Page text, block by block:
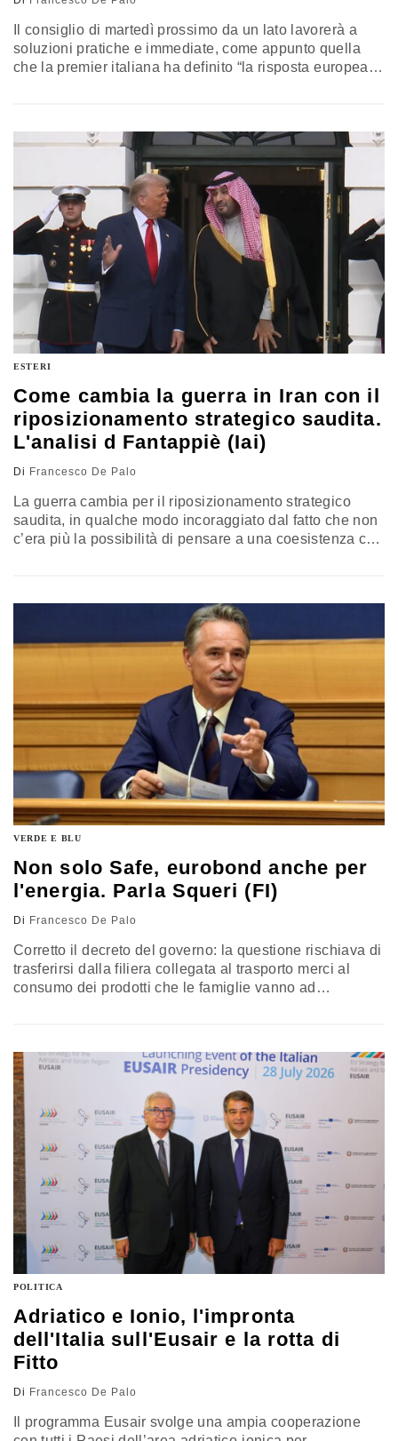
Il consiglio di martedì prossimo da un lato lavorerà a
soluzioni pratiche e immediate, come appunto quella
che la premier italiana ha definito “la risposta europea
non fu seguito. Questa volta l’Ue insegue la
condivisione. Ma il tema è triplice: migrazione,
terrorismo e guerra stanno di fatto ridisegnando la
mappa della sicurezza del Nord Africa
ESTERI
Come cambia la guerra in Iran con il
riposizionamento strategico saudita.
L'analisi d Fantappiè (Iai)
Di Francesco De Palo
La guerra cambia per il riposizionamento strategico
saudita, in qualche modo incoraggiato dal fatto che non
c’era più la possibilità di pensare a una coesistenza con
sempre più interesse a lavorare insieme. Conversazione
con la Responsabile del programma “Mediterraneo,
Medioriente e Africa” dell’Istituto Affari Internazionali,
VERDE E BLU
Non solo Safe, eurobond anche per
l'energia. Parla Squeri (FI)
Di Francesco De Palo
Corretto il decreto del governo: la questione rischiava di
trasferirsi dalla filiera collegata al trasporto merci al
consumo dei prodotti che le famiglie vanno ad
energetici che i singoli Paesi hanno. Intervista al
responsabile energia di Forza Italia, Luca Squeri
POLITICA
Adriatico e Ionio, l'impronta
dell'Italia sull'Eusair e la rotta di
Fitto
Di Francesco De Palo
Il programma Eusair svolge una ampia cooperazione